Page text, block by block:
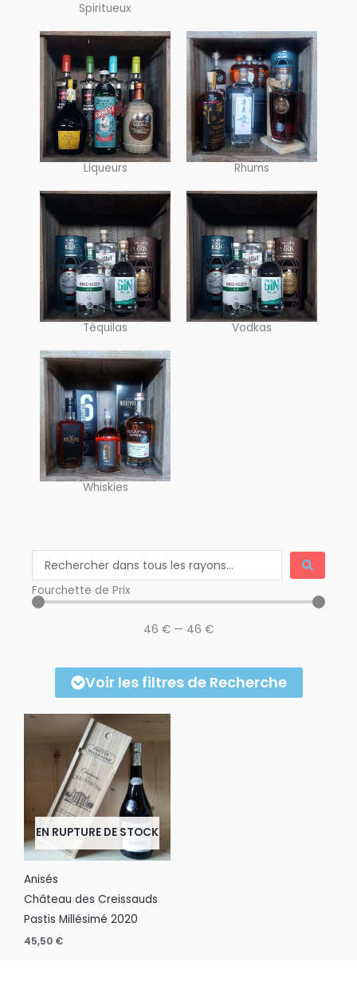
Spiritueux
Liqueurs Rhums
Téquilas Vodkas
Whiskies
Search
...
Fourchette de Prix
46 € — 46 €
Contenances
70 cl
Saveurs
Distilleries
Degrés d'alcool
45
Voir les filtres de Recherche
EN RUPTURE DE STOCK
Anisés
Château des Creissauds
Pastis Millésimé 2020
45,50 €